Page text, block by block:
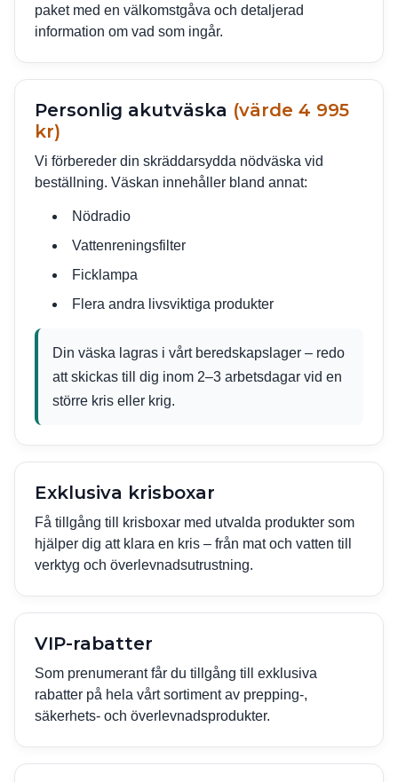
paket med en välkomstgåva och detaljerad
information om vad som ingår.
Personlig akutväska (värde 4 995
kr)
Vi förbereder din skräddarsydda nödväska vid
beställning. Väskan innehåller bland annat:
Nödradio
Vattenreningsfilter
Ficklampa
Flera andra livsviktiga produkter
Din väska lagras i vårt beredskapslager – redo
att skickas till dig inom 2–3 arbetsdagar vid en
större kris eller krig.
Exklusiva krisboxar
Få tillgång till krisboxar med utvalda produkter som
hjälper dig att klara en kris – från mat och vatten till
verktyg och överlevnadsutrustning.
VIP-rabatter
Som prenumerant får du tillgång till exklusiva
rabatter på hela vårt sortiment av prepping-,
säkerhets- och överlevnadsprodukter.